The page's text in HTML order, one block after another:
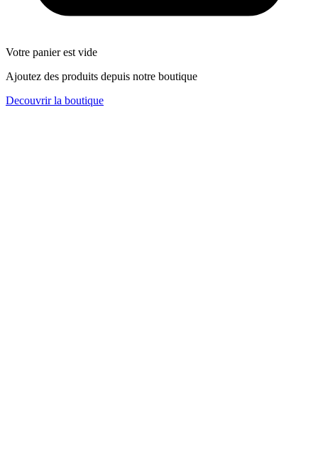
Votre panier est vide
Ajoutez des produits depuis notre boutique
Decouvrir la boutique